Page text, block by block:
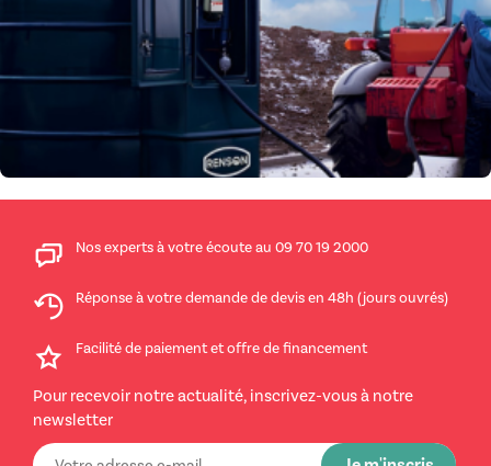
Nos experts à votre écoute au 09 70 19 2000
Réponse à votre demande de devis en 48h (jours ouvrés)
Facilité de paiement et offre de financement
Pour recevoir notre actualité, inscrivez-vous à notre
newsletter